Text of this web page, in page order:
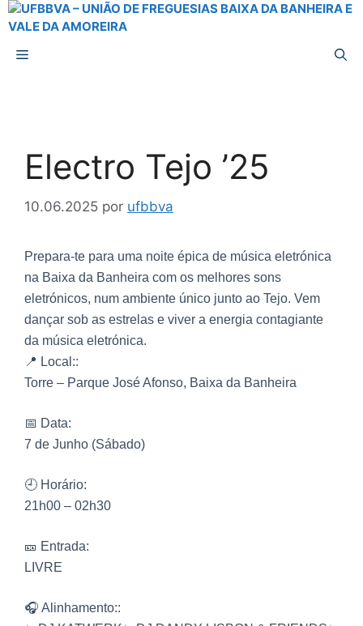
Electro Tejo ’25
10.06.2025 por ufbbva
Prepara-te para uma noite épica de música eletrónica
na Baixa da Banheira com os melhores sons
eletrónicos, num ambiente único junto ao Tejo. Vem
dançar sob as estrelas e viver a energia contagiante
da música eletrónica.
📍 Local::
Torre – Parque José Afonso, Baixa da Banheira
📅 Data:
7 de Junho (Sábado)
🕘 Horário:
21h00 – 02h30
🎫 Entrada:
LIVRE
🎧 Alinhamento::